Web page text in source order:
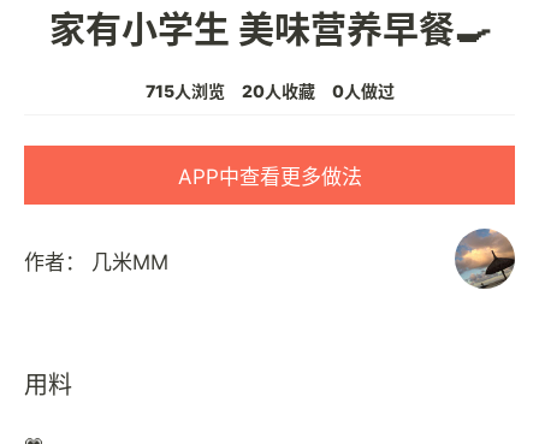
家有小学生 美味营养早餐🍳
715人浏览 20人收藏 0人做过
APP中查看更多做法
作者： 几米MM
用料